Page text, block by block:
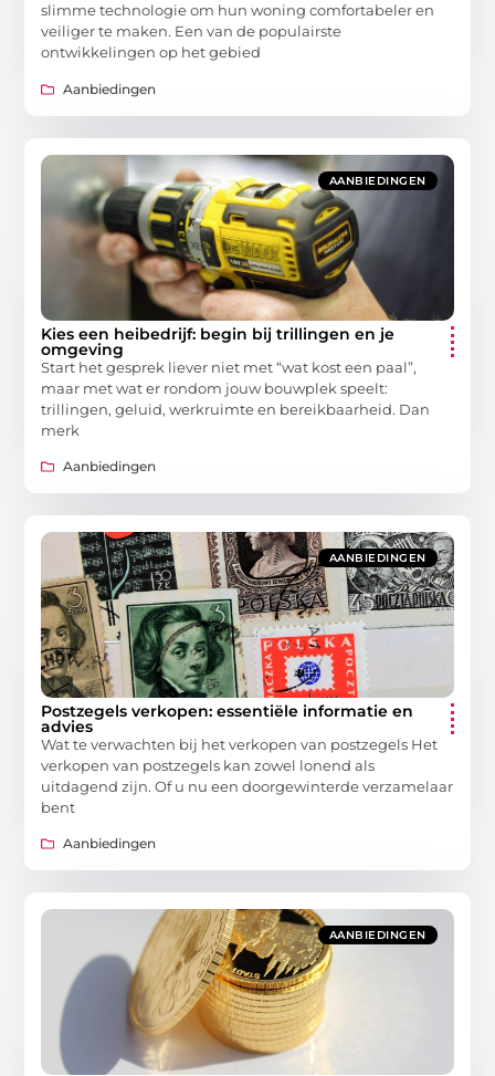
slimme technologie om hun woning comfortabeler en
veiliger te maken. Een van de populairste
ontwikkelingen op het gebied
Aanbiedingen
AANBIEDINGEN
Kies een heibedrijf: begin bij trillingen en je
omgeving
Start het gesprek liever niet met “wat kost een paal”,
maar met wat er rondom jouw bouwplek speelt:
trillingen, geluid, werkruimte en bereikbaarheid. Dan
merk
Aanbiedingen
AANBIEDINGEN
Postzegels verkopen: essentiële informatie en
advies
Wat te verwachten bij het verkopen van postzegels Het
verkopen van postzegels kan zowel lonend als
uitdagend zijn. Of u nu een doorgewinterde verzamelaar
bent
Aanbiedingen
AANBIEDINGEN